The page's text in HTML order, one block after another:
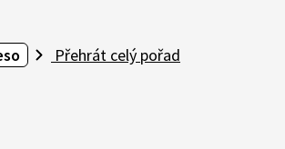
Přehrát celý pořad